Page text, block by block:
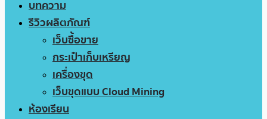
บทความ
รีวิวผลิตภัณฑ์
เว็บซื้อขาย
กระเป๋าเก็บเหรียญ
เครื่องขุด
เว็บขุดแบบ Cloud Mining
ห้องเรียน